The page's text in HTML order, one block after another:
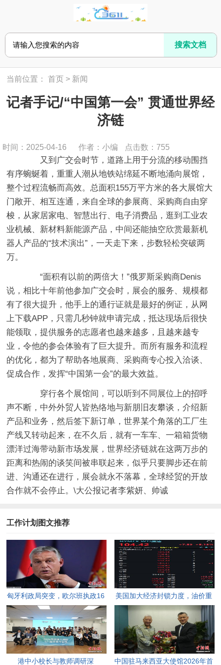
当前位置：首页 > 新闻
记者手记/“中国第一会” 贯通世界经
济链
时间：2025-04-16 作者：小编 点击数： 755
又到广交会时节，道路上用于分流的移动围挡
有序蜿蜒着，重重人潮从地铁站绵延不断地涌向展馆，
整个过程流畅而高效。总面积155万平方米的各大展馆大
门敞开、相互连通，来自全球的参展商、采购商自由穿
梭，从家居家电、智慧出行、电子消费品，逛到工业农
业机械、新材料新能源产品，中间还能抽空欣赏最新机
器人产品的“技术演出”，一天走下来，步数轻松突破两
万。
“面积有以前的两倍大！”俄罗斯采购商Denis
说，相比十年前他参加广交会时，展会的服务、规模都
有了很大提升，他手上的通行证就是最好的例证，从网
上下载APP，只需几秒钟就申请完成，抵达现场后很快
能领取，提供服务的志愿者也越来越多，且越来越专
业，令他的参会体验有了巨大提升。而所有服务和流程
的优化，都为了帮助各地展商、采购商专心投入洽谈、
促成合作，发挥“中国第一会”的最大效益。
穿行各个展馆间，可以听到不同展位上的招呼
声不断，中外外贸人皆热络地与新朋旧友攀谈，介绍新
产品和业务，然后签下新订单，世界某个角落的工厂生
产线又转动起来，在不久后，就有一车车、一箱箱货物
漂洋过海带动新市场发展，世界经济链就在这两万步的
距离和热闹的谈笑间被串联起来，似乎只要脚步还在前
进、沟通还在进行，展会就永不落幕，全球经贸的开放
合作就不会停止。\大公报记者李紫妍、帅诚
工作计划图文推荐
匈牙利政局突变，欧尔班执政16
年终结。
美国加大经济封锁力度，油价重
返100美元高点，黄金价格急
跌，日韩主要股指开盘走低。
港中小校长与教师调研深 中国驻马来西亚大使馆2026年首